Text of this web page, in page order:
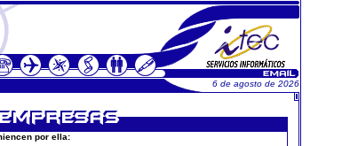
6 de agosto de 2026
por ella: